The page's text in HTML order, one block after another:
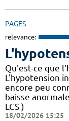
PAGES
relevance:
Qu'est-ce que
L'hypotension
encore peu
baisse
LCS )
18/02/2026 15:25